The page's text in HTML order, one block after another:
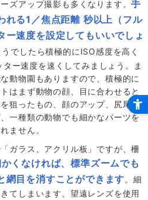
ズアップ撮影も多くなります。手
れる1／焦点距離 秒以上（フル
ー速度を設定してもいいでしょ
でしたら積極的にISO感度を高く
ー速度を速くしてみましょう。ま
動物園もありますので、積極的に
はまず動物の顔、目に合わせると
狙ったもの、顔のアップ、尻尾や
一種類の動物でも細かなパーツを
ません。
ガラス、アクリル板」ですが、柵
くなければ、標準ズームでも
網目を消すことができます。細
てしまいます。望遠レンズを使用